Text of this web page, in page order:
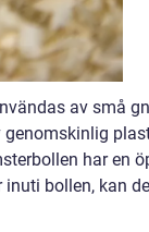
av små
har en
bollen, kan